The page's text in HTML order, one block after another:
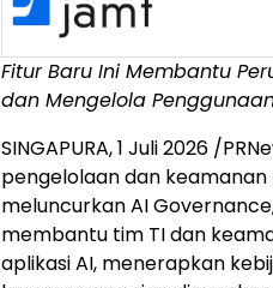
Fitur Baru Ini Membantu
dan Mengelola
SINGAPURA, 1 Juli 2026 /
pengelolaan dan
meluncurkan AI
membantu tim TI dan
aplikasi AI, menerapkan